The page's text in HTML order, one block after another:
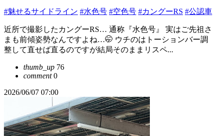
#魅せるサイドライン #水色号 #空色号 #カングーRS #公認車
近所で撮影したカングーRS… 通称『水色号』 実はご先祖さ
まも前傾姿勢なんですよね…🤭 ウチのはトーションバー調
整して直せば直るのですが結局そのままリスペ...
thumb_up 76
comment0
2026/06/07 07:00